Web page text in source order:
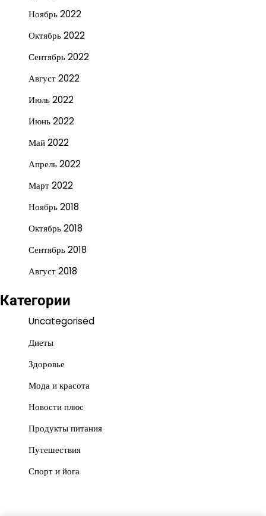
Ноябрь 2022
Октябрь 2022
Сентябрь 2022
Август 2022
Июль 2022
Июнь 2022
Май 2022
Апрель 2022
Март 2022
Ноябрь 2018
Октябрь 2018
Сентябрь 2018
Август 2018
Категории
Uncategorised
Диеты
Здоровье
Мода и красота
Новости плюс
Продукты питания
Путешествия
Спорт и йога